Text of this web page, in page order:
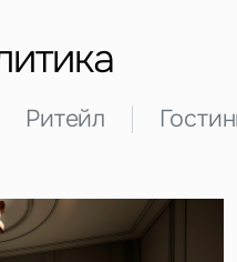
Ритейл